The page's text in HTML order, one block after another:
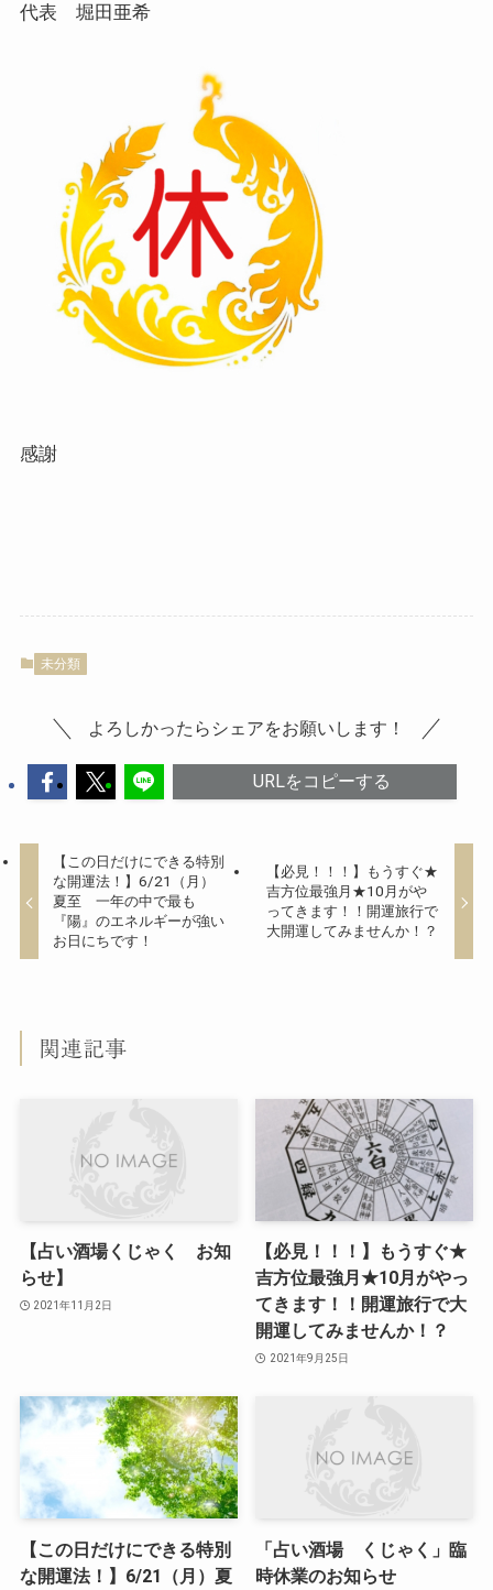
代表 堀田亜希
感謝
未分類
よろしかったらシェアをお願いします！
URLをコピーする
【この日だけにできる特別
な開運法！】6/21（月）
夏至 一年の中で最も
『陽』のエネルギーが強い
お日にちです！
【必見！！！】もうすぐ★
吉方位最強月★10月がや
ってきます！！開運旅行で
大開運してみませんか！？
関連記事
【占い酒場くじゃく お知
らせ】
2021年11月2日
【必見！！！】もうすぐ★
吉方位最強月★10月がやっ
てきます！！開運旅行で大
開運してみませんか！？
2021年9月25日
【この日だけにできる特別
な開運法！】6/21（月）夏
「占い酒場 くじゃく」臨
時休業のお知らせ